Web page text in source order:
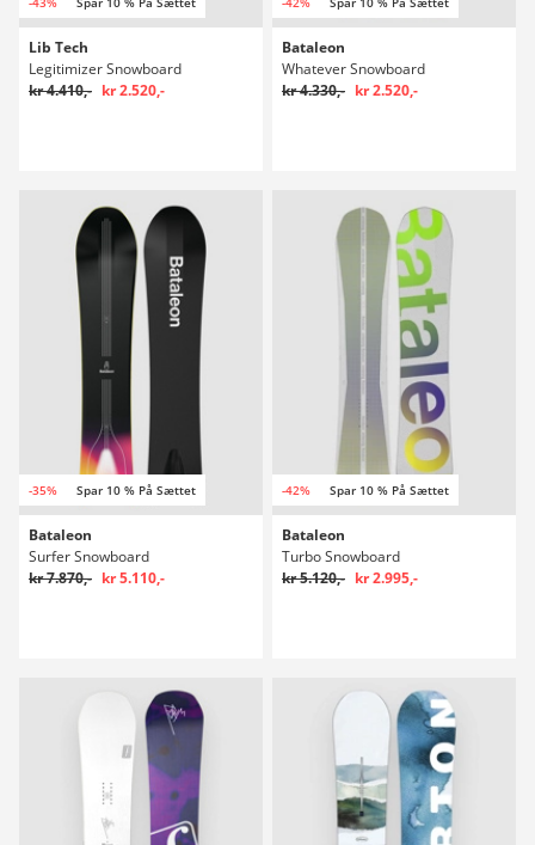
Lib Tech
Legitimizer Snowboard
kr 4.410,- kr 2.520,-
Bataleon
Whatever Snowboard
kr 4.330,- kr 2.520,-
-35% Spar 10 % På Sættet
Bataleon
Surfer Snowboard
kr 7.870,- kr 5.110,-
-42% Spar 10 % På Sættet
Bataleon
Turbo Snowboard
kr 5.120,- kr 2.995,-